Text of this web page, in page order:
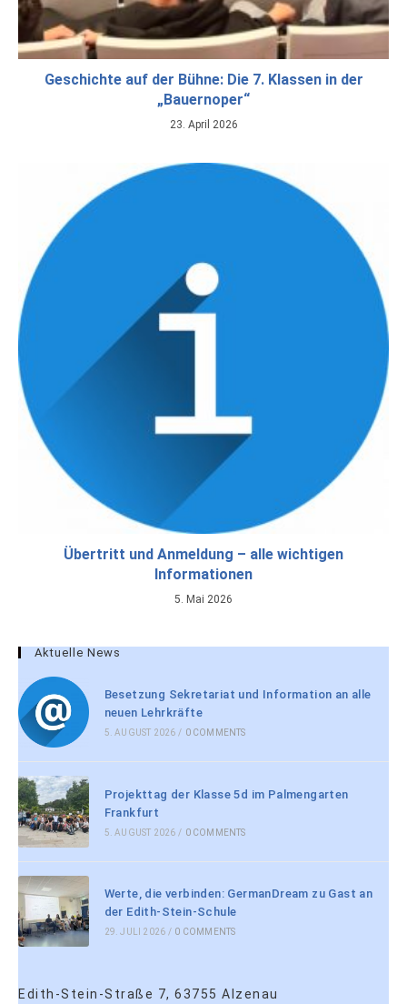
Geschichte auf der Bühne: Die 7. Klassen in der
„Bauernoper“
23. April 2026
Übertritt und Anmeldung – alle wichtigen
Informationen
5. Mai 2026
Aktuelle News
Besetzung Sekretariat und Information an alle
neuen Lehrkräfte
5. AUGUST 2026 / 0 COMMENTS
Projekttag der Klasse 5d im Palmengarten
Frankfurt
5. AUGUST 2026 / 0 COMMENTS
Werte, die verbinden: GermanDream zu Gast an
der Edith-Stein-Schule
29. JULI 2026 / 0 COMMENTS
Edith-Stein-Straße 7, 63755 Alzenau